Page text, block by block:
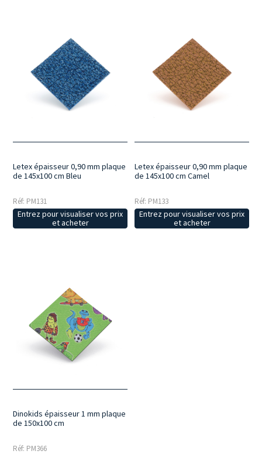
Letex épaisseur 0,90 mm plaque
de 145x100 cm Bleu
Réf: PM131
Entrez pour visualiser vos prix
et acheter
Letex épaisseur 0,90 mm plaque
de 145x100 cm Camel
Réf: PM133
Entrez pour visualiser vos prix
et acheter
Dinokids épaisseur 1 mm plaque
de 150x100 cm
Réf: PM366